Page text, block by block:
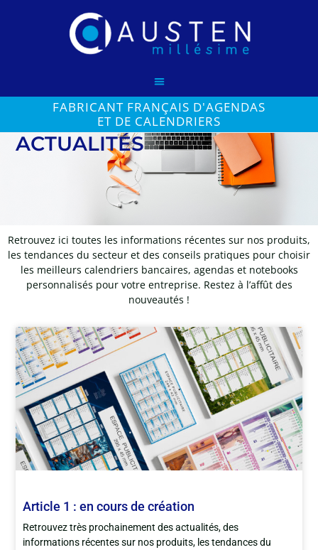
FABRICANT FRANÇAIS D'AGENDAS
ET DE CALENDRIERS
ACTUALITÉS
Retrouvez ici toutes les informations récentes sur nos produits,
les tendances du secteur et des conseils pratiques pour choisir
les meilleurs calendriers bancaires, agendas et notebooks
personnalisés pour votre entreprise. Restez à l’affût des
nouveautés !
Article 1 : en cours de création
Retrouvez très prochainement des actualités, des
informations récentes sur nos produits, les tendances du